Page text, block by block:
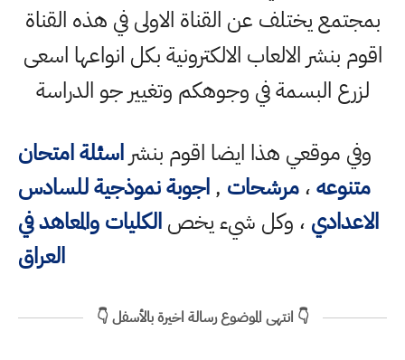
بمجتمع يختلف عن القناة الاولى في هذه القناة
اقوم بنشر الالعاب الالكترونية بكل انواعها اسعى
لزرع البسمة في وجوهكم وتغيير جو الدراسة
وفي موقعي هذا ايضا اقوم بنشر اسئلة امتحان
متنوعه،مرشحات ,اجوبة نموذجية للسادس
الاعدادي ، وكل شيء يخصالكليات والمعاهد في
العراق
👇 انتهى الموضوع رسالة اخيرة بالأسفل 👇